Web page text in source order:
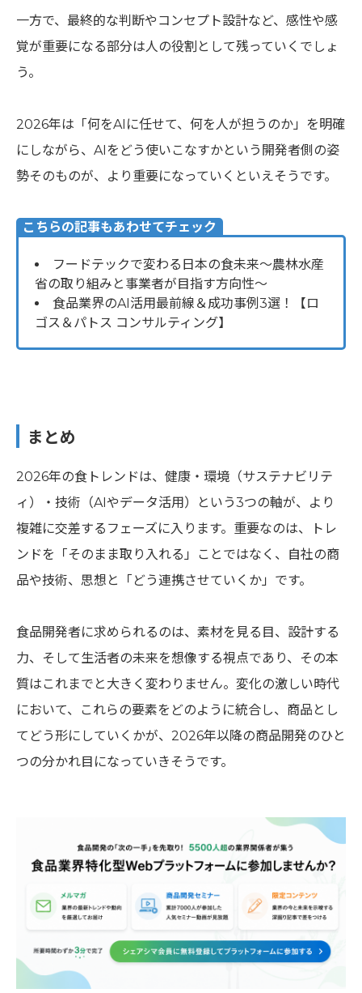
一方で、最終的な判断やコンセプト設計など、感性や感
覚が重要になる部分は人の役割として残っていくでしょ
う。
2026年は「何をAIに任せて、何を人が担うのか」を明確
にしながら、AIをどう使いこなすかという開発者側の姿
勢そのものが、より重要になっていくといえそうです。
こちらの記事もあわせてチェック
フードテックで変わる日本の食未来～農林水産
省の取り組みと事業者が目指す方向性～
食品業界のAI活用最前線＆成功事例3選！【ロ
ゴス＆パトス コンサルティング】
まとめ
2026年の食トレンドは、健康・環境（サステナビリテ
ィ）・技術（AIやデータ活用）という3つの軸が、より
複雑に交差するフェーズに入ります。重要なのは、トレ
ンドを「そのまま取り入れる」ことではなく、自社の商
品や技術、思想と「どう連携させていくか」です。
食品開発者に求められるのは、素材を見る目、設計する
力、そして生活者の未来を想像する視点であり、その本
質はこれまでと大きく変わりません。変化の激しい時代
において、これらの要素をどのように統合し、商品とし
てどう形にしていくかが、2026年以降の商品開発のひと
つの分かれ目になっていきそうです。